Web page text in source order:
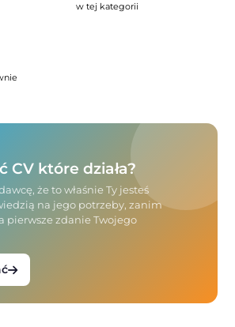
w tej kategorii
CV które działa?
że to właśnie Ty jesteś
na jego potrzeby, zanim
pierwsze zdanie Twojego